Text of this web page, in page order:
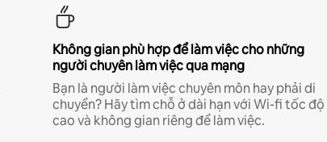
Không gian phù hợp để làm việc cho những
người chuyên làm việc qua mạng
Bạn là người làm việc chuyên môn hay phải di
chuyển? Hãy tìm chỗ ở dài hạn với Wi-fi tốc độ
cao và không gian riêng để làm việc.